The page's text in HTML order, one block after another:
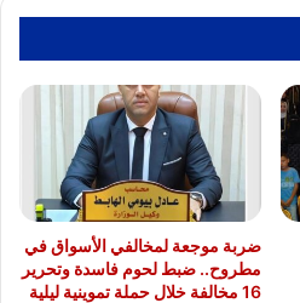
ضربة موجعة لمخالفي الأسواق في
مطروح.. ضبط لحوم فاسدة وتحرير
16 مخالفة خلال حملة تموينية ليلية